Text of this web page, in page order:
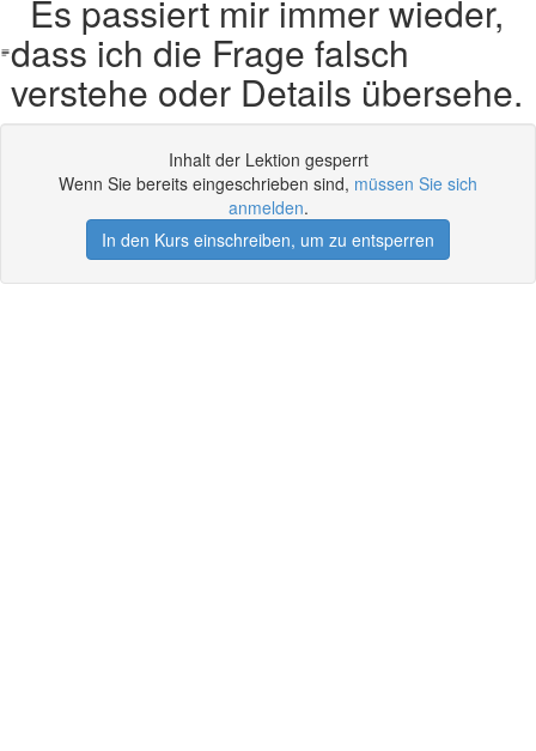
Es passiert mir immer wieder,
dass ich die Frage falsch
verstehe oder Details übersehe.
Inhalt der Lektion gesperrt
Wenn Sie bereits eingeschrieben sind, müssen Sie sich
anmelden.
In den Kurs einschreiben, um zu entsperren